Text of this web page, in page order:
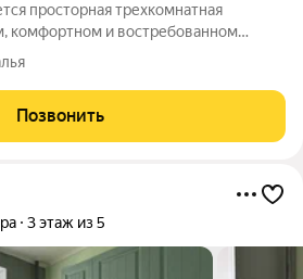
просторная трехкомнатная
комфортном и востребованном
О доме, инфраструктура Квартира
сталинском доме с отличной термо
Позвонить
3 этаж из 5